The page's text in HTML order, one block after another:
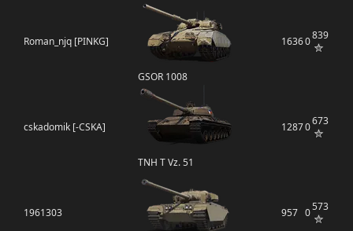
Roman_njq [PINKG]
GSOR 1008
16360839
cskadomik [-CSKA]
TNH T Vz. 51
12870673
1961303 957 0573